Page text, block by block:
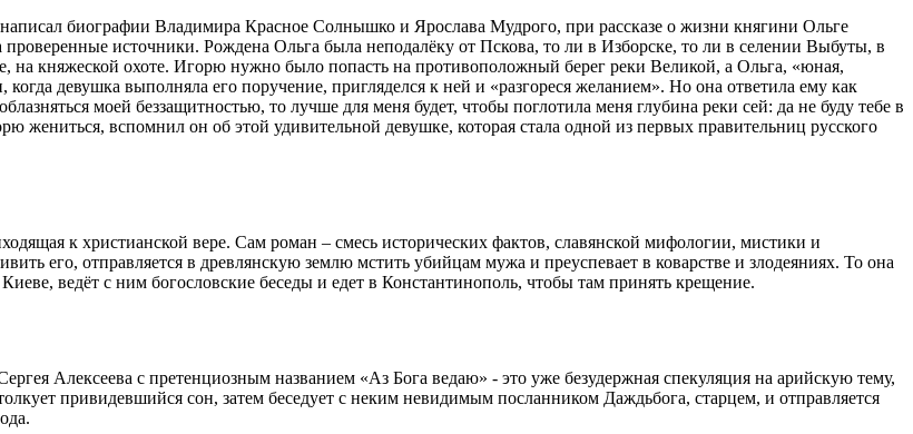
биографии Владимира Красное Солнышко и Ярослава Мудрого, при рассказе о жизни княгини Ольге
источники. Рождена Ольга была неподалёку от Пскова, то ли в Изборске, то ли в селении Выбуты, в
на княжеской охоте. Игорю нужно было попасть на противоположный берег реки Великой, а Ольга, «юная,
девушка выполняла его поручение, пригляделся к ней и «разгореся желанием». Но она ответила ему как
моей беззащитностью, то лучше для меня будет, чтобы поглотила меня глубина реки сей: да не буду тебе в
жениться, вспомнил он об этой удивительной девушке, которая стала одной из первых правительниц русского
к христианской вере. Сам роман – смесь исторических фактов, славянской мифологии, мистики и
его, отправляется в древлянскую землю мстить убийцам мужа и преуспевает в коварстве и злодеяниях. То она
ведёт с ним богословские беседы и едет в Константинополь, чтобы там принять крещение.
Алексеева с претенциозным названием «Аз Бога ведаю» - это уже безудержная спекуляция на арийскую тему,
привидевшийся сон, затем беседует с неким невидимым посланником Даждьбога, старцем, и отправляется